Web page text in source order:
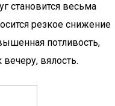
становится весьма
резкое снижение
потливость,
вялость.